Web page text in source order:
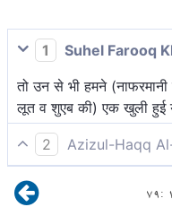
1
Suhel Farooq
तो उन से भी हमने
लूत व शुएब की) एक खुली हुई
2
Azizul-Haqq
तो हमने उनसे बदला ले लिया :٧٩